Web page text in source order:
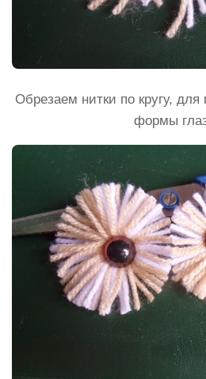
Обрезаем нитки по кругу,
формы